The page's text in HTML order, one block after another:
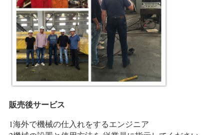
販売後サービス
1海外で機械の仕入れをするエンジニア